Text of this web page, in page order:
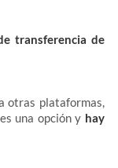
transferencia de
otras plataformas,
una opción y hay